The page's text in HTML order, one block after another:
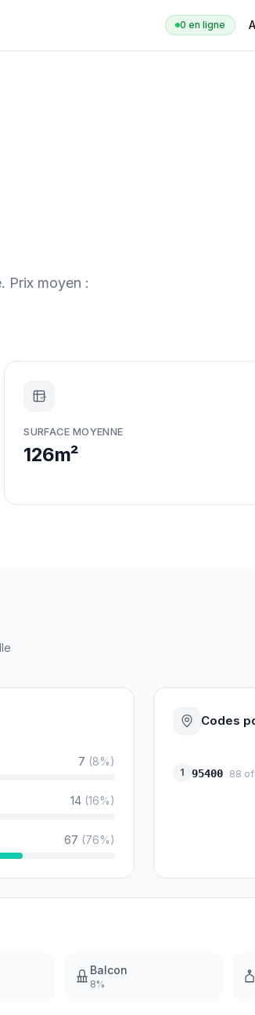
0 en ligne
. Prix moyen :
m²
SURFACE MOYENNE
126m²
7 (8%)
14 (16%)
67 (76%)
Codes
1 95400 88
Balcon
8%